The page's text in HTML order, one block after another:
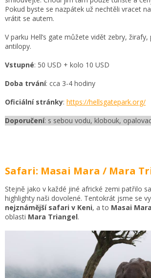
Pokud byste se nazpátek už nechtěli vracet
vrátit se autem.
V parku Hell’s gate můžete vidět zebry,
antilopy.
Vstupné: 50 USD + kolo 10 USD
Doba trvání: cca 3-4 hodiny
Oficiální stránky: https://hellsgatepark.org/
Doporučení: s sebou vodu, klobouk,
Safari: Masai Mara / Mara
Stejně jako v každé jiné africké zemi patřilo
highlighty naši dovolené. Tentokrát jsme se
nejznámější safari v Keni, a to Masai Mara
oblasti Mara Triangel.